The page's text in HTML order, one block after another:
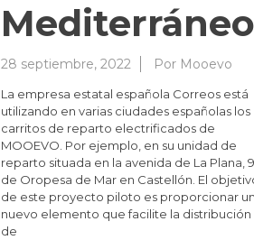
28 septiembre, 2022 Por Mooevo
La empresa estatal española Correos está
utilizando en varias ciudades españolas los
carritos de reparto electrificados de
MOOEVO. Por ejemplo, en su unidad de
reparto situada en la avenida de La Plana,
de Oropesa de Mar en Castellón. El
de este proyecto piloto es proporcionar
nuevo elemento que facilite la distribución
de